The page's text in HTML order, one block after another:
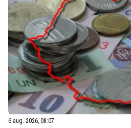
6 aug. 2026, 08:07